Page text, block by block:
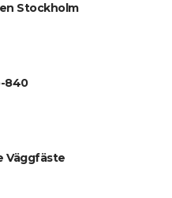
Stockholm
840
Väggfäste